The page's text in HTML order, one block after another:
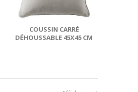
COUSSIN CARRÉ
DÉHOUSSABLE 45X45 CM